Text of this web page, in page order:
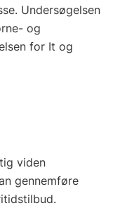
Undersøgelsen
og
for It og
viden
gennemføre